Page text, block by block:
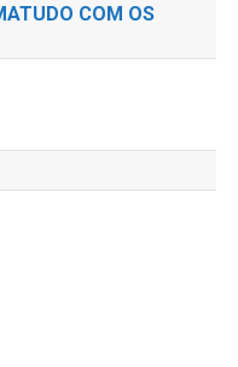
COM OS